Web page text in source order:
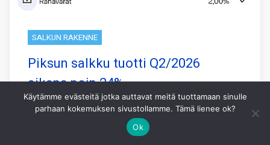
SALKUN RAKENNE
Piksun salkku tuotti Q2/2026
aikana noin 24%
Piksun koneoppimiseen perustuva salkku
tuotti viimeisen 3 kk aikana 23,8% kun
pohjoismainen vertailuindeksi OMXN40
Käytämme evästeitä jotka auttavat meitä tuottamaan sinulle
parhaan kokemuksen sivustollamme. Tämä lienee ok?
Ok